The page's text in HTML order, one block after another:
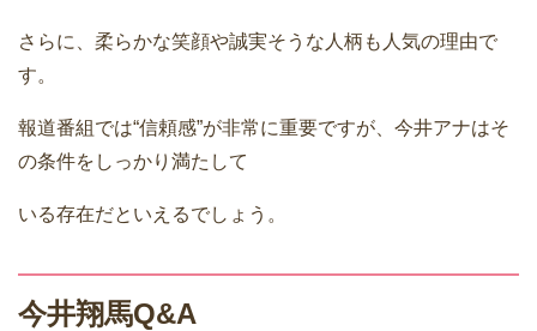
さらに、柔らかな笑顔や誠実そうな人柄も人気の理由で
す。
報道番組では“信頼感”が非常に重要ですが、今井アナはそ
の条件をしっかり満たして
いる存在だといえるでしょう。
今井翔馬Q&A